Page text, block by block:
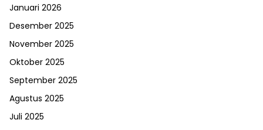
Januari 2026
Desember 2025
November 2025
Oktober 2025
September 2025
Agustus 2025
Juli 2025